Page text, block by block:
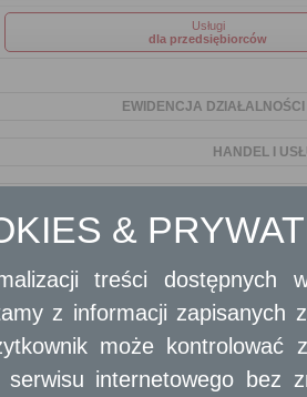
Usługi
dla przedsiębiorców
EWIDENCJA
HANDEL I
TRANSPORT
ZEZWOLENIA NA
na terenie miasta Radomia (UM Radom)
Usługi
&
treści dostępnych
z informacji zapisanych
może kontrolować
internetowego bez